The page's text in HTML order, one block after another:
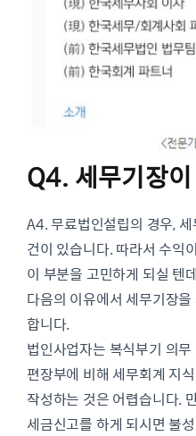
Q4. 세무기장
A4. 무료법인설립의 경우,
건이 있습니다. 따라서 수익
이 부분을 고민하게 되실 텐
다음의 이유에서 세무기장
합니다.
법인사업자는 복식부기 의
편장부에 비해 세무회계 지
작성하는 것은 어렵습니다.
세금신고를 하게 되시면 불